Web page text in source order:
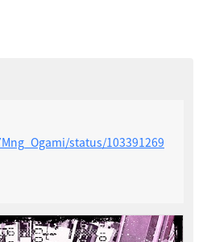
status/103391269